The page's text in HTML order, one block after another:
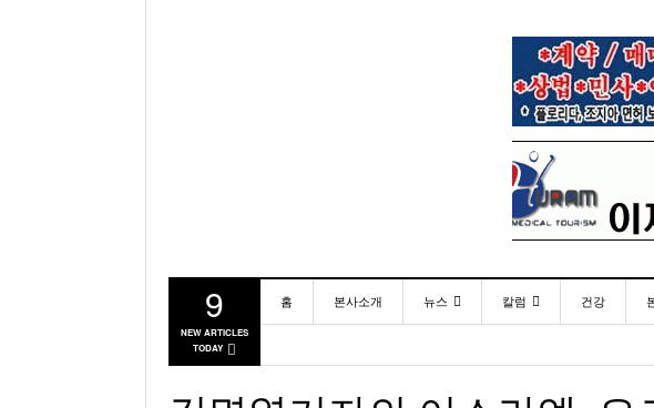
9
NEW ARTICLES
TODAY
홈 본사소개 뉴스 칼럼 건강